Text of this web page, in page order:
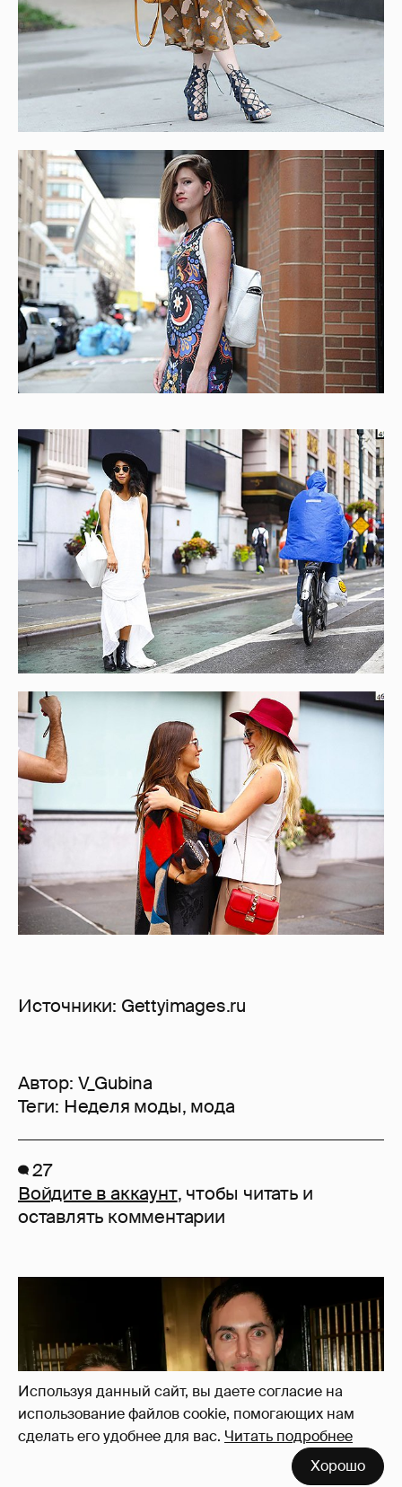
Используя данный сайт, вы даете согласие на
использование файлов cookie, помогающих нам
сделать его удобнее для вас. Читать подробнее
Хорошо
Источники: Gettyimages.ru
Автор: V_Gubina
Теги: Неделя моды, мода
27
Войдите в аккаунт, чтобы читать и
оставлять комментарии